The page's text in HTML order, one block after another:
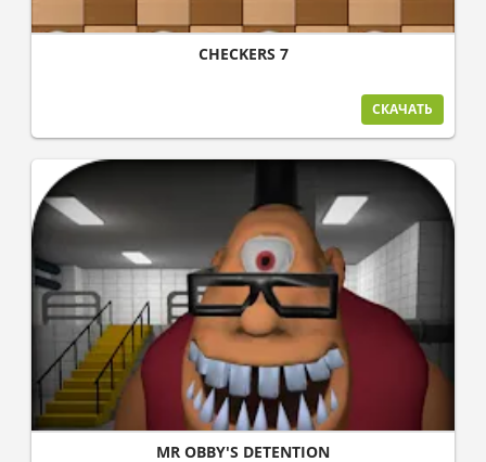
CHECKERS 7
СКАЧАТЬ
MR OBBY'S DETENTION